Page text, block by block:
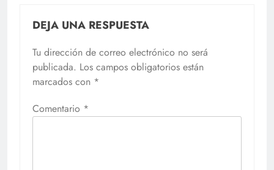
DEJA UNA RESPUESTA
Tu dirección de correo electrónico no será
publicada. Los campos obligatorios están
marcados con *
Comentario *